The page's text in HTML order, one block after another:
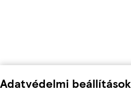
Adatvédelmi beállítások